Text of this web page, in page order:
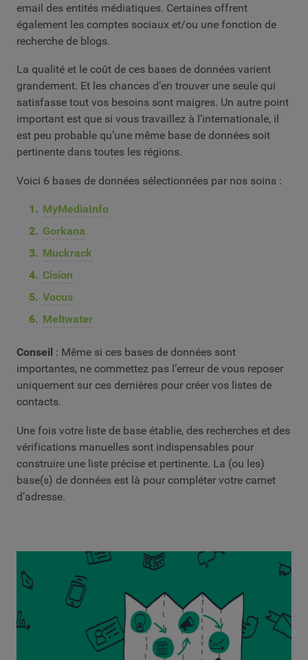
email des entités médiatiques. Certaines offrent
également les comptes sociaux et/ou une fonction de
recherche de blogs.
La qualité et le coût de ces bases de données varient
grandement. Et les chances d’en trouver une seule qui
satisfasse tout vos besoins sont maigres. Un autre point
important est que si vous travaillez à l’internationale, il
est peu probable qu’une même base de données soit
pertinente dans toutes les régions.
Voici 6 bases de données sélectionnées par nos soins :
MyMediaInfo
Gorkana
Muckrack
Cision
Vocus
Meltwater
Conseil : Même si ces bases de données sont
importantes, ne commettez pas l’erreur de vous reposer
uniquement sur ces dernières pour créer vos listes de
contacts.
Une fois votre liste de base établie, des recherches et des
vérifications manuelles sont indispensables pour
construire une liste précise et pertinente. La (ou les)
base(s) de données est là pour compléter votre carnet
d’adresse.